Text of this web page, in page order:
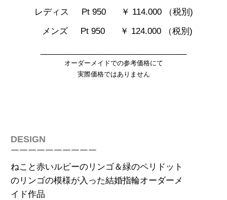
レディス Pt 950￥ 114.000 （税別)
メンズ Pt 950 ￥ 124.000 （税別)
オーダーメイドでの参考価格にて
実際価格ではありません
DESIGN
￣￣￣￣￣￣￣￣￣￣
ねこと赤いルビーのリンゴ＆緑のペリドット
のリンゴの模様が入った結婚指輪オーダーメ
イド作品